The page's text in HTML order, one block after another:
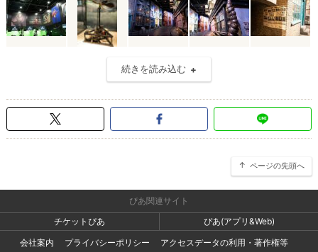
続きを読み込む
ページの先頭へ
ぴあ関連サイト
チケットぴあ
ぴあ(アプリ&Web)
会社案内
プライバシーポリシー アクセスデータの利用・著作権等